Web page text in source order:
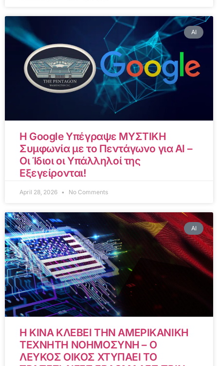
AI
Η Google Υπέγραψε ΜΥΣΤΙΚΗ
Συμφωνία με το Πεντάγωνο για AI –
Οι Ίδιοι οι Υπάλληλοί της
Εξεγείρονται!
April 28, 2026 No Comments
AI
Η ΚΙΝΑ ΚΛΕΒΕΙ ΤΗΝ ΑΜΕΡΙΚΑΝΙΚΗ
ΤΕΧΝΗΤΗ ΝΟΗΜΟΣΥΝΗ – Ο
ΛΕΥΚΟΣ ΟΙΚΟΣ ΧΤΥΠΑΕΙ ΤΟ